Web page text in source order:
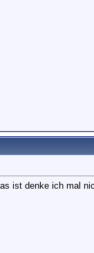
ist denke ich mal